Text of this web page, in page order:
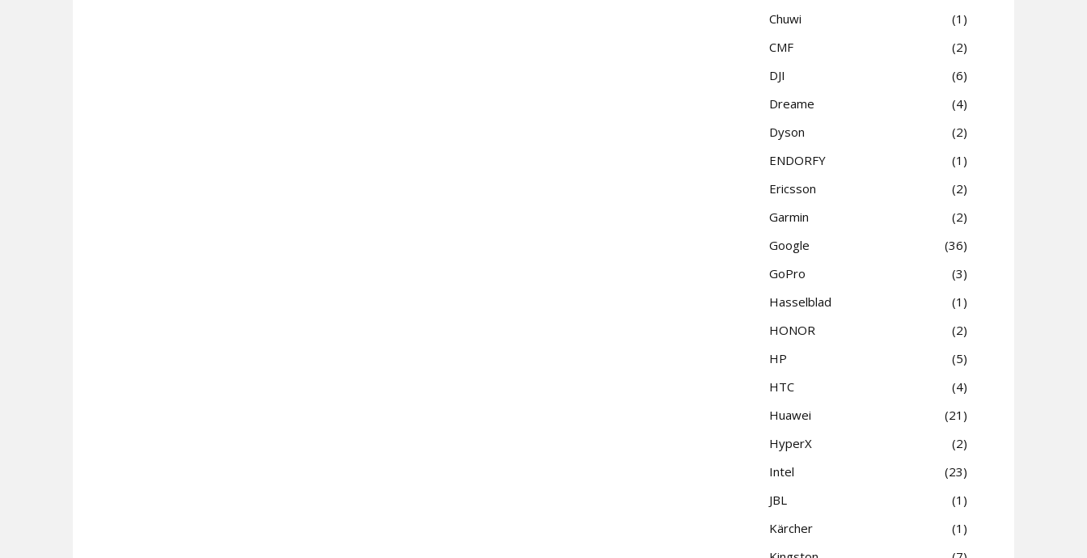
Chuwi
1
CMF
2
DJI
6
Dreame
4
Dyson
2
ENDORFY
1
Ericsson
2
Garmin
2
Google
36
GoPro
3
Hasselblad
1
HONOR
2
HP
5
HTC
4
Huawei
21
HyperX
2
Intel
23
JBL
1
Kärcher
1